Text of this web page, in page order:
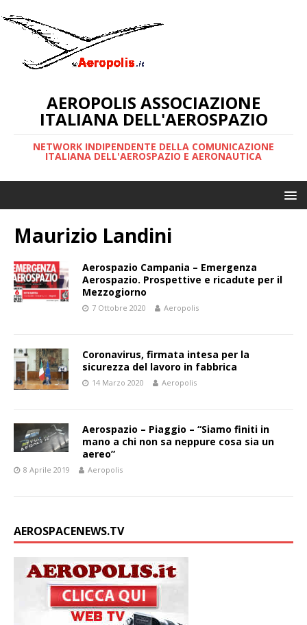
AEROPOLIS ASSOCIAZIONE
ITALIANA DELL'AEROSPAZIO
NETWORK INDIPENDENTE DELLA COMUNICAZIONE
ITALIANA DELL'AEROSPAZIO E AERONAUTICA
Maurizio Landini
Aerospazio Campania – Emergenza
Aerospazio. Prospettive e ricadute per il
Mezzogiorno
7 Ottobre 2020 Aeropolis
Coronavirus, firmata intesa per la
sicurezza del lavoro in fabbrica
14 Marzo 2020 Aeropolis
Aerospazio – Piaggio – “Siamo finiti in
mano a chi non sa neppure cosa sia un
aereo”
8 Aprile 2019 Aeropolis
AEROSPACENEWS.TV